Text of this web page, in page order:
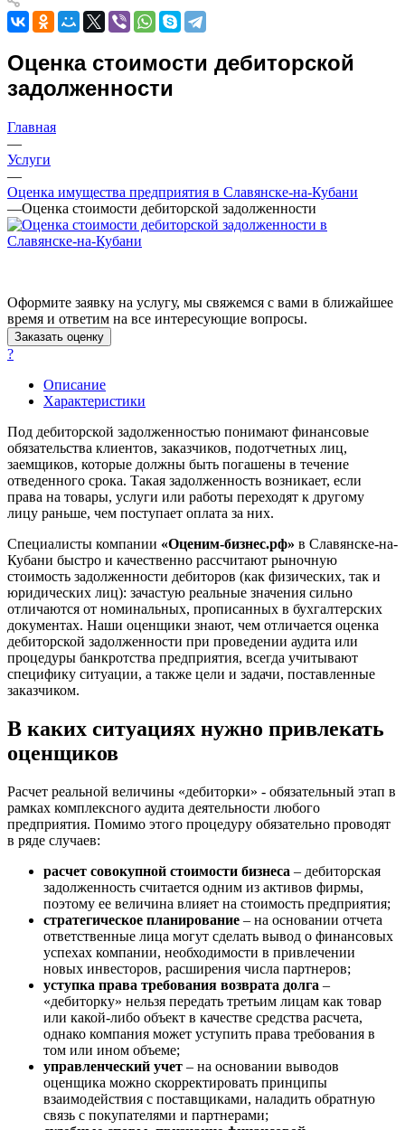
Оценка стоимости дебиторской
задолженности
Главная
—
Услуги
—
Оценка имущества предприятия в Славянске-на-Кубани
—Оценка стоимости дебиторской задолженности
Оформите заявку на услугу, мы свяжемся с вами в ближайшее
время и ответим на все интересующие вопросы.
Заказать оценку
?
Описание
Характеристики
Под дебиторской задолженностью понимают финансовые
обязательства клиентов, заказчиков, подотчетных лиц,
заемщиков, которые должны быть погашены в течение
отведенного срока. Такая задолженность возникает, если
права на товары, услуги или работы переходят к другому
лицу раньше, чем поступает оплата за них.
Специалисты компании «Оценим-бизнес.рф» в Славянске-на-
Кубани быстро и качественно рассчитают рыночную
стоимость задолженности дебиторов (как физических, так и
юридических лиц): зачастую реальные значения сильно
отличаются от номинальных, прописанных в бухгалтерских
документах. Наши оценщики знают, чем отличается оценка
дебиторской задолженности при проведении аудита или
процедуры банкротства предприятия, всегда учитывают
специфику ситуации, а также цели и задачи, поставленные
заказчиком.
В каких ситуациях нужно привлекать
оценщиков
Расчет реальной величины «дебиторки» - обязательный этап в
рамках комплексного аудита деятельности любого
предприятия. Помимо этого процедуру обязательно проводят
в ряде случаев:
расчет совокупной стоимости бизнеса – дебиторская
задолженность считается одним из активов фирмы,
поэтому ее величина влияет на стоимость предприятия;
стратегическое планирование – на основании отчета
ответственные лица могут сделать вывод о финансовых
успехах компании, необходимости в привлечении
новых инвесторов, расширения числа партнеров;
уступка права требования возврата долга –
«дебиторку» нельзя передать третьим лицам как товар
или какой-либо объект в качестве средства расчета,
однако компания может уступить права требования в
том или ином объеме;
управленческий учет – на основании выводов
оценщика можно скорректировать принципы
взаимодействия с поставщиками, наладить обратную
связь с покупателями и партнерами;
Апатиты
Апрелевка
Арзамас
Архангельск
Асино
Астрахань
Ахтубинск
Ачинск
Аша
Баймак
Балашиха
Балашов
Барабинск
Барнаул
Батайск
Бахчисарай
Белая Калитва
Белгород
Белебей
Белово
Белогорск
Белореченск
Белоярский
Бердск
Березники
Бийск
Биробиджан
Бирск
Бирюч
Благодарный
Богородицк
Большой Камень
Бор
Борзя
Боровичи
Бронницы
Бугульма
Бугуруслан
Буйнакск
Бутурлиновка
Валуйки